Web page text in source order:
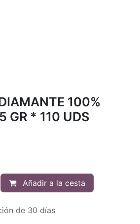
100%
GR * 110 UDS
Añadir a la cesta
de 30 días